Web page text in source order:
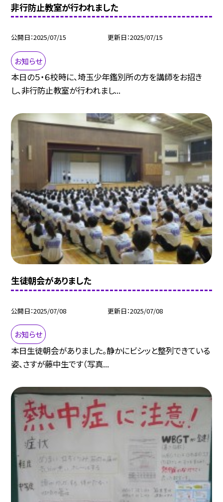
非行防止教室が行われました
公開日 2025/07/15 更新日 2025/07/15
お知らせ
本日の５・６校時に、埼玉少年鑑別所の方を講師をお招き
し、非行防止教室が行われまし...
生徒朝会がありました
公開日 2025/07/08 更新日 2025/07/08
お知らせ
本日生徒朝会がありました。静かにビシッと整列できている
姿、さすが藤中生です（写真...